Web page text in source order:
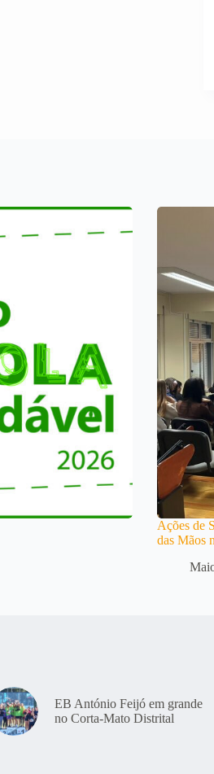
Ações de
das Mãos
EB António Feijó em grande
no Corta-Mato Distrital